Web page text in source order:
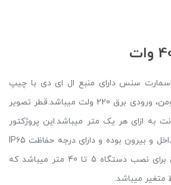
40 وات اسمارت سنس دارای منبع ال ای دی با چیپ
اسرام ،شار نوری 4800 لومن، ورودی برق 220 ولت میباشد.قطر تصویر
شده حدود 25 سانت به ازای هر یک متر میباشد.این پروژکتور
قابل استفاده در محیط داخل و بیرون بوده و دارای درجه حفاظت IP65
میباشد.فاصله پیشنهادی برای نصب دستگاه 5 تا 40 متر میباشد که
میباشد.